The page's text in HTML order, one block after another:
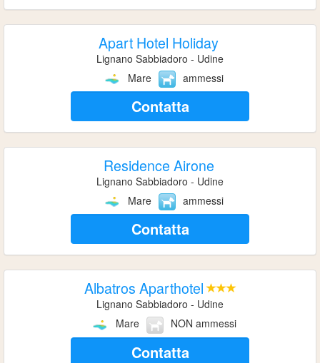
Apart Hotel Holiday
Lignano Sabbiadoro - Udine
Mare
ammessi
Contatta
Residence Airone
Lignano Sabbiadoro - Udine
Mare
ammessi
Contatta
Albatros Aparthotel
Lignano Sabbiadoro - Udine
Mare
NON ammessi
Contatta